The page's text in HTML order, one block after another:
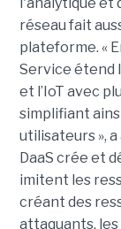
l'analytique et
réseau fait
plateforme. «
Service étend
et l’IoT avec
simplifiant
utilisateurs »,
DaaS crée et
imitent les
créant des
attaquants,